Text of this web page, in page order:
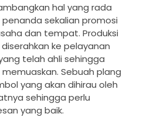
hal yang rada
sekalian promosi
dan tempat. Produksi
ke pelayanan
telah ahli sehingga
Sebuah plang
yang akan dihirau oleh
sehingga perlu
yang baik.